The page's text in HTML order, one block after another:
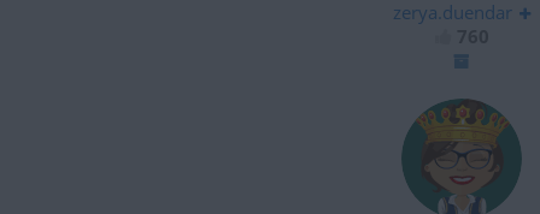
zerya.duendar